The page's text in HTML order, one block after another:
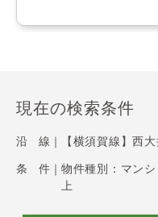
現在の検索条件
沿 線｜ 【横須賀線】西
条 件｜ 物件種別：マン
上